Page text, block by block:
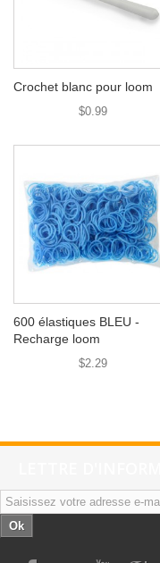
Crochet blanc pour loom
$0.99
600 élastiques BLEU -
Recharge loom
$2.29
Ok